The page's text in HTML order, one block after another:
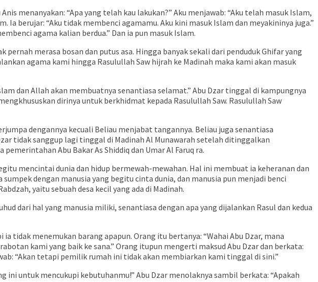
menanyakan: “Apa yang telah kau lakukan?” Aku menjawab: “Aku telah masuk Islam,
berujar: “Aku tidak membenci agamamu. Aku kini masuk Islam dan meyakininya juga.”
agama kalian berdua.” Dan ia pun masuk Islam.
merasa bosan dan putus asa. Hingga banyak sekali dari penduduk Ghifar yang
agama kami hingga Rasulullah Saw hijrah ke Madinah maka kami akan masuk
dan Allah akan membuatnya senantiasa selamat.” Abu Dzar tinggal di kampungnya
dirinya untuk berkhidmat kepada Rasulullah Saw. Rasulullah Saw
dengannya kecuali Beliau menjabat tangannya. Beliau juga senantiasa
tidak sanggup lagi tinggal di Madinah Al Munawarah setelah ditinggalkan
Abu Bakar As Shiddiq dan Umar Al Faruq ra.
mencintai dunia dan hidup bermewah-mewahan. Hal ini membuat ia keheranan dan
dengan manusia yang begitu cinta dunia, dan manusia pun menjadi benci
yaitu sebuah desa kecil yang ada di Madinah.
dari hal yang manusia miliki, senantiasa dengan apa yang dijalankan Rasul dan kedua
tidak menemukan barang apapun. Orang itu bertanya: “Wahai Abu Dzar, mana
kami yang baik ke sana.” Orang itupun mengerti maksud Abu Dzar dan berkata:
“Akan tetapi pemilik rumah ini tidak akan membiarkan kami tinggal di sini.”
ini untuk mencukupi kebutuhanmu!” Abu Dzar menolaknya sambil berkata: “Apakah